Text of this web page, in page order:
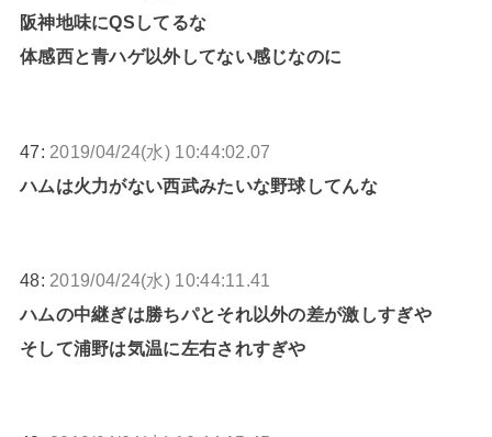
阪神地味にQSしてるな
体感西と青ハゲ以外してない感じなのに
47: 2019/04/24(水) 10:44:02.07
ハムは火力がない西武みたいな野球してんな
48: 2019/04/24(水) 10:44:11.41
ハムの中継ぎは勝ちパとそれ以外の差が激しすぎや
そして浦野は気温に左右されすぎや